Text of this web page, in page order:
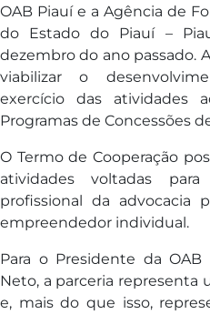
OAB Piauí e a Agência de
do Estado do Piauí –
dezembro do ano passado.
viabilizar o
exercício das atividades
Programas de Concessões
O Termo de Cooperação
atividades voltadas
profissional da advocacia
empreendedor individual.
Para o Presidente da OAB
Neto, a parceria representa
e, mais do que isso,